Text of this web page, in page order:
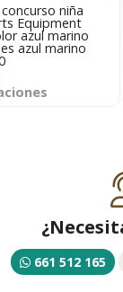
niña
Equipment
azul marino
azul marino
661 512 165